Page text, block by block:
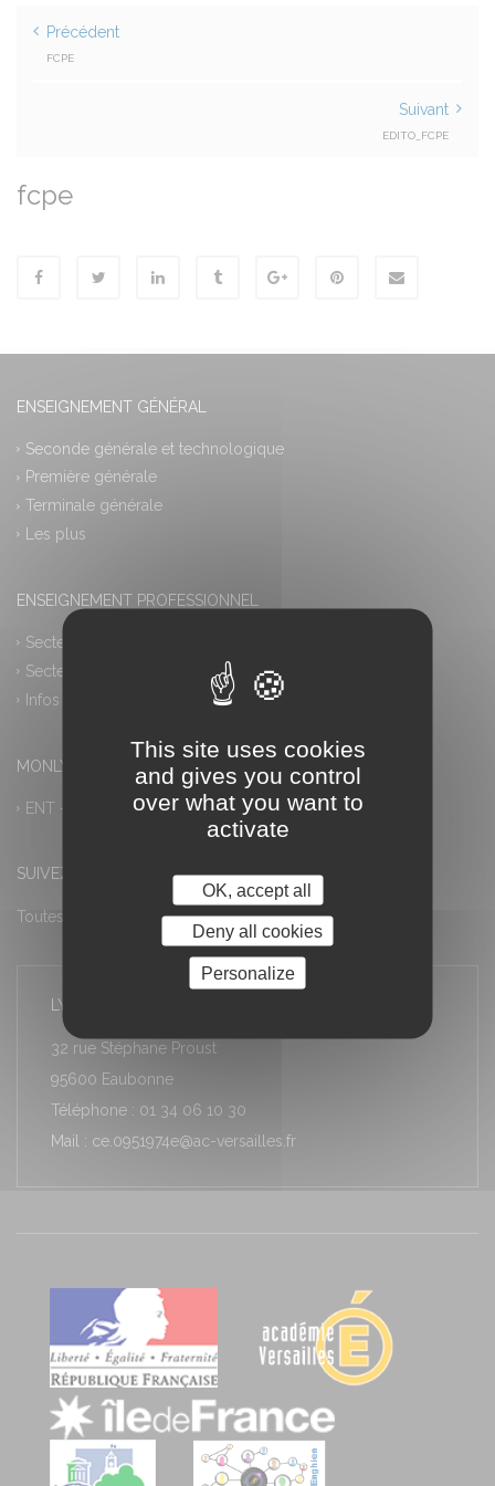
Précédent
FCPE
Suivant
EDITO_FCPE
fcpe
ENSEIGNEMENT GÉNÉRAL
Seconde générale et technologique
Première générale
Terminale générale
Les plus
ENSEIGNEMENT PROFESSIONNEL
Secteur industriel
Secteur tertiaire
Infos pratiques
MONLYCEE.NET (ENT) – PRONOTE
ENT – Accès à PRONOTE
SUIVEZ-NOUS
Toutes les actualités
LYCÉE LOUIS ARMAND
32 rue Stéphane Proust
95600 Eaubonne
Téléphone : 01 34 06 10 30
Mail : ce.0951974e@ac-versailles.fr
This site uses cookies
and gives you control
over what you want to
activate
OK, accept all
Deny all cookies
Personalize